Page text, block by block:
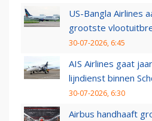
US-Bangla Airlines
grootste
30-07-2026, 6:45
AIS Airlines gaat
lijndienst binnen
30-07-2026, 6:30
Airbus handhaaft